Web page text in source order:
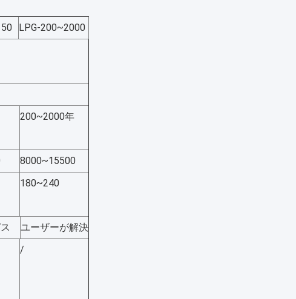
LPG-200~2000
200~2000年
8000~15500
180~240
ユーザーが解決
/